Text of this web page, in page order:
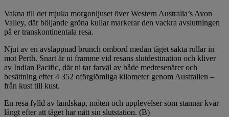
Vakna till det mjuka morgonljuset över Western Australia’s Avon
Valley, där böljande gröna kullar markerar den vackra avslutningen
på er transkontinentala resa.
Njut av en avslappnad brunch ombord medan tåget sakta rullar in
mot Perth. Snart är ni framme vid resans slutdestination och kliver
av Indian Pacific, där ni tar farväl av både medresenärer och
besättning efter 4 352 oförglömliga kilometer genom Australien –
från kust till kust.
En resa fylld av landskap, möten och upplevelser som stannar kvar
långt efter att tåget har nått sin slutstation. (B)